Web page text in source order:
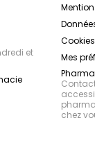
et
Cookies
Mes
chez